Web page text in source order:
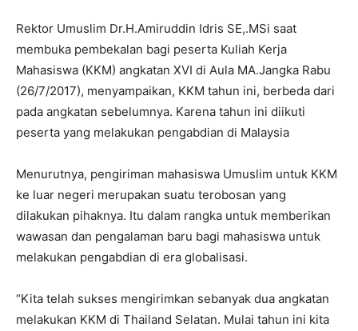
Rektor Umuslim Dr.H.Amiruddin Idris SE,.MSi saat
membuka pembekalan bagi peserta Kuliah Kerja
Mahasiswa (KKM) angkatan XVI di Aula MA.Jangka Rabu
(26/7/2017), menyampaikan, KKM tahun ini, berbeda dari
pada angkatan sebelumnya. Karena tahun ini diikuti
peserta yang melakukan pengabdian di Malaysia
Menurutnya, pengiriman mahasiswa Umuslim untuk KKM
ke luar negeri merupakan suatu terobosan yang
dilakukan pihaknya. Itu dalam rangka untuk memberikan
wawasan dan pengalaman baru bagi mahasiswa untuk
melakukan pengabdian di era globalisasi.
“Kita telah sukses mengirimkan sebanyak dua angkatan
melakukan KKM di Thailand Selatan. Mulai tahun ini kita